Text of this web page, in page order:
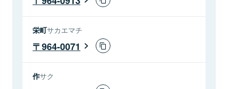
栄町サカエマチ
964-0071
作サク